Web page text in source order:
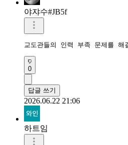
야쟈수#JB5f
교도관들의 인력 부족 문제를
0
답글 쓰기
2026.06.22 21:06
하트임